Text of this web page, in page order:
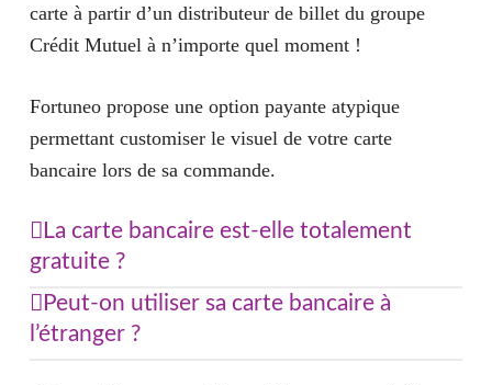
carte à partir d’un distributeur de billet du groupe
Crédit Mutuel à n’importe quel moment !
Fortuneo propose une option payante atypique
permettant customiser le visuel de votre carte
bancaire lors de sa commande.
La carte bancaire est-elle totalement
gratuite ?
Si les opérations bancaires de base sont totalement
gratuites, certaines opérations sont facturées. Par
Peut-on utiliser sa carte bancaire à
l’étranger ?